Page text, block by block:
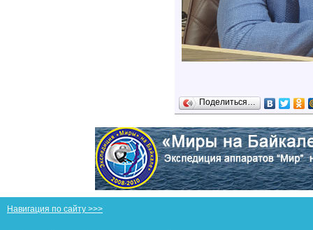
Поделиться…
Навигация по сайту >>>